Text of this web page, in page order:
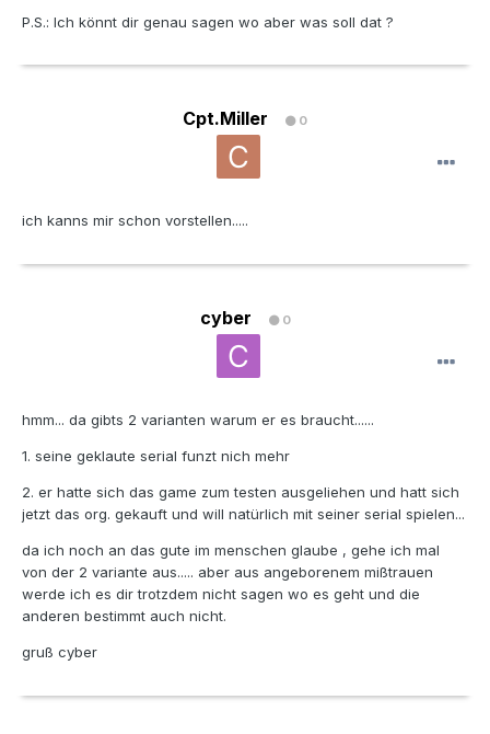
P.S.: Ich könnt dir genau sagen wo aber was soll dat ?
Cpt.Miller 0
ich kanns mir schon vorstellen.....
cyber 0
hmm... da gibts 2 varianten warum er es braucht......
1. seine geklaute serial funzt nich mehr
2. er hatte sich das game zum testen ausgeliehen und hatt sich
jetzt das org. gekauft und will natürlich mit seiner serial spielen...
da ich noch an das gute im menschen glaube , gehe ich mal
von der 2 variante aus..... aber aus angeborenem mißtrauen
werde ich es dir trotzdem nicht sagen wo es geht und die
anderen bestimmt auch nicht.
gruß cyber